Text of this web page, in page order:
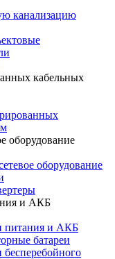
канализацию
кабельных
оборудование
оборудование
и АКБ
питания и АКБ
батареи